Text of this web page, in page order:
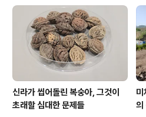
urchased in 2011 It is believed that
reator and preserver of the universe,
신라가 씹어돌린 복숭아, 그것이
초래할 심대한 문제들
미
의